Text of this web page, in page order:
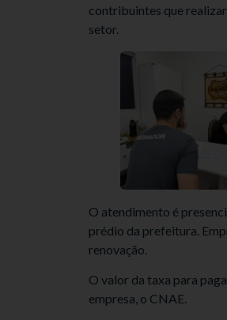
contribuintes que
setor.
O atendimento é
prédio da prefeitura.
renovação.
O valor da taxa para
empresa, o CNAE.